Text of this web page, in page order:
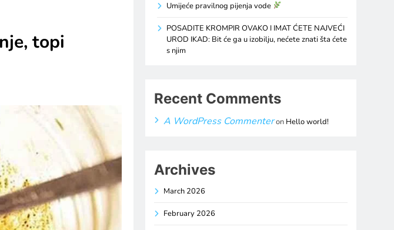
topi
Umijeće pravilnog pijenja vode
POSADITE KROMPIR OVAKO I IMAT ĆETE NAJVEĆI
UROD IKAD: Bit će ga u izobilju, nećete znati šta ćete
s njim
Recent Comments
A WordPress Commenteron Hello world!
Archives
March 2026
February 2026